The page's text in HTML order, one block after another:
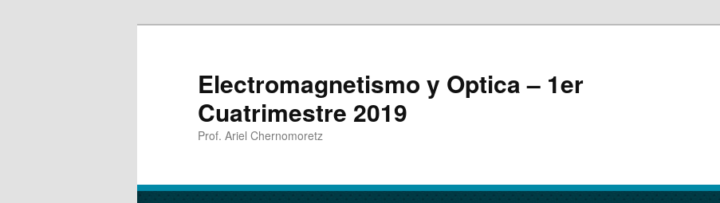
Electromagnetismo y Optica – 1er
Cuatrimestre 2019
Prof. Ariel Chernomoretz